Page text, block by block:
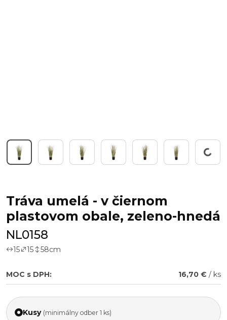
Working...
Tráva umelá - v čiernom
plastovom obale, zeleno-hnedá
NL0158
15 15 58cm
MOC s DPH: 16,70 € / ks
Kusy (minimálny odber 1 ks)